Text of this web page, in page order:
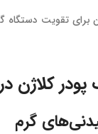
برای تقویت
کلاژن
گرم